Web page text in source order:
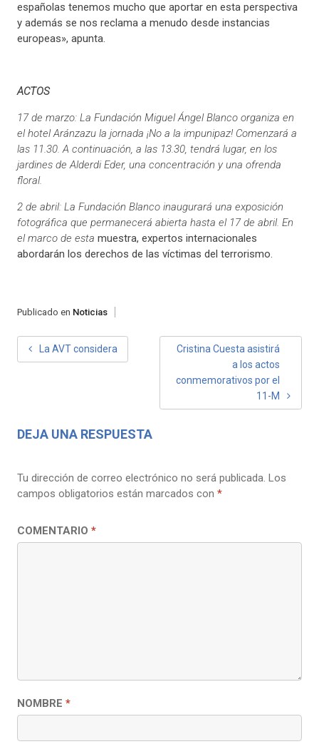
españolas tenemos mucho que aportar en esta perspectiva
y además se nos reclama a menudo desde instancias
europeas», apunta.
ACTOS
17 de marzo: La Fundación Miguel Ángel Blanco organiza en
el hotel Aránzazu la jornada ¡No a la impunipaz! Comenzará a
las 11.30. A continuación, a las 13.30, tendrá lugar, en los
jardines de Alderdi Eder, una concentración y una ofrenda
floral.
2 de abril: La Fundación Blanco inaugurará una exposición
fotográfica que permanecerá abierta hasta el 17 de abril. En
el marco de esta muestra, expertos internacionales
abordarán los derechos de las víctimas del terrorismo.
Publicado en Noticias
NAVEGACIÓN
La AVT considera
Cristina Cuesta asistirá
a los actos
conmemorativos por el
11-M
DEJA UNA RESPUESTA
Tu dirección de correo electrónico no será publicada. Los
campos obligatorios están marcados con *
COMENTARIO *
NOMBRE *